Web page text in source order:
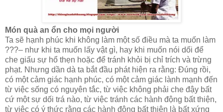
Món quà an ổn cho mọi người
Ta sẽ hạnh phúc khi không làm một số điều mà ta muốn làm
???– như khi ta muốn lấy vật gì, hay khi muốn nói dối để
che giấu sự hổ thẹn hoặc để tránh khỏi bị chỉ trích và trừng
phạt. Nhưng dần dà ta bắt đầu phát hiện ra rằng: Đúng rồi,
có một cảm giác hạnh phúc, có một cảm giác lành mạnh đến
từ việc sống có nguyên tắc, từ việc không phải che đậy bất
cứ một sự dối trá nào, từ việc tránh các hành động bất thiện,
từ việc có ý thức rằng các hành động bất thiện là bất xứng